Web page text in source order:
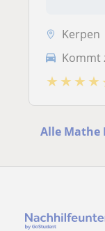
Kerpen
Kommt
★ ★ ★ ★
Alle Mathe